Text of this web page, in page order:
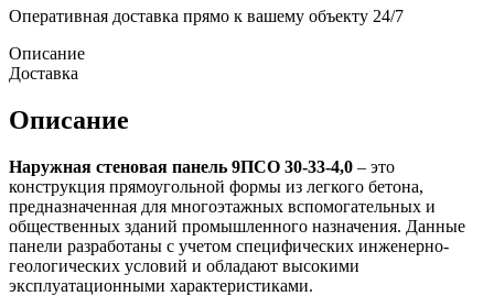
Оперативная доставка прямо к вашему объекту 24/7
Описание
Доставка
Описание
Наружная стеновая панель 9ПСО 30-33-4,0 – это
конструкция прямоугольной формы из легкого бетона,
предназначенная для многоэтажных вспомогательных и
общественных зданий промышленного назначения. Данные
панели разработаны с учетом специфических инженерно-
геологических условий и обладают высокими
эксплуатационными характеристиками.